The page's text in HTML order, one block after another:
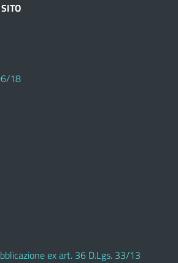
18
ex art. 36 D.Lgs. 33/13